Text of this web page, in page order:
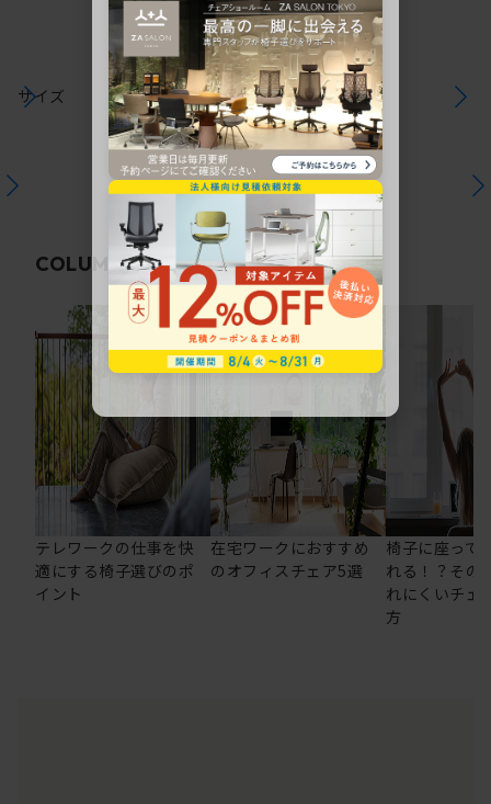
サイズ
COLUMN関連コラム
テレワークの仕事を快
適にする椅子選びのポ
イント
在宅ワークにおすすめ
のオフィスチェア5選
椅子に座って
れる！？その
れにくいチェ
方